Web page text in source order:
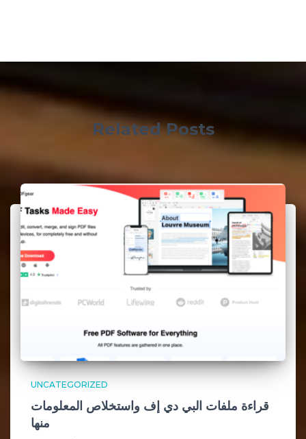
Related Posts
UNCATEGORIZED
قراءة ملفات البي دي إف واستخلاص المعلومات
منها